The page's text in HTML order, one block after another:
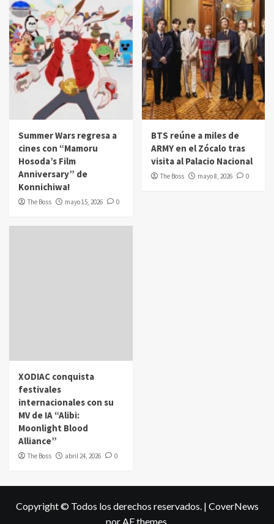
Summer Wars regresa a
cines con “Mamoru
Hosoda’s Film
Anniversary” de
Konnichiwa!
The Boss mayo 15, 2026 0
BTS reúne a miles de
ARMY en el Zócalo tras
visita al Palacio Nacional
The Boss mayo 8, 2026 0
XODIAC conquista
festivales
internacionales con su
MV de IA “Alibi:
Moonlight Blood
Alliance”
The Boss abril 24, 2026 0
Copyright © Todos los derechos reservados. | CoverNews
por AF themes.